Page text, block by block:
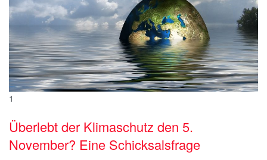
1
Überlebt der Klimaschutz den 5.
November? Eine Schicksalsfrage